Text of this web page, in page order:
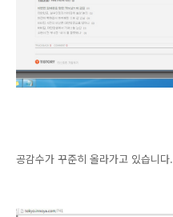
공감수가 꾸준히 올라가고 있습니다.